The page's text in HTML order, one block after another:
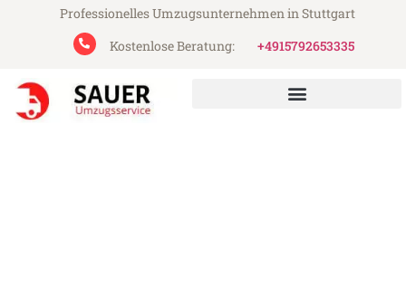
Professionelles Umzugsunternehmen in Stuttgart
Kostenlose Beratung:
+4915792653335